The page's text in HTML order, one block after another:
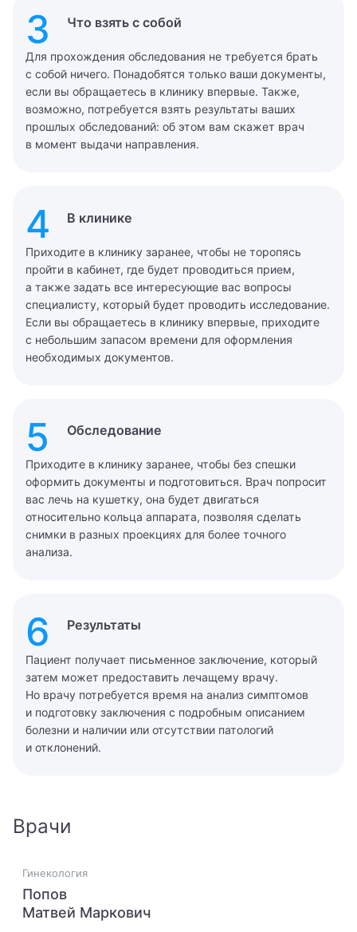
3 Что взять с собой
Для прохождения обследования не требуется брать
с собой ничего. Понадобятся только ваши документы,
если вы обращаетесь в клинику впервые. Также,
возможно, потребуется взять результаты ваших
прошлых обследований: об этом вам скажет врач
в момент выдачи направления.
4 В клинике
Приходите в клинику заранее, чтобы не торопясь
пройти в кабинет, где будет проводиться прием,
а также задать все интересующие вас вопросы
специалисту, который будет проводить исследование.
Если вы обращаетесь в клинику впервые, приходите
с небольшим запасом времени для оформления
необходимых документов.
5 Обследование
Приходите в клинику заранее, чтобы без спешки
оформить документы и подготовиться. Врач попросит
вас лечь на кушетку, она будет двигаться
относительно кольца аппарата, позволяя сделать
снимки в разных проекциях для более точного
анализа.
6 Результаты
Пациент получает письменное заключение, который
затем может предоставить лечащему врачу.
Но врачу потребуется время на анализ симптомов
и подготовку заключения с подробным описанием
болезни и наличии или отсутствии патологий
и отклонений.
Врачи
Гинекология
Попов
Матвей Маркович
Имя
Врач
Мы свяжемся с вами в ближайшее время
Вызвать врача на дом
Телефон